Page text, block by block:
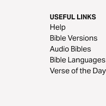
USEFUL LINKS
Help
Bible Versions
Audio Bibles
Bible Languages
Verse of the Day